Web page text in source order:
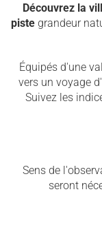
Découvrez la
piste grandeur
Équipés d'une
vers un voyage
Suivez les
Sens de
seront